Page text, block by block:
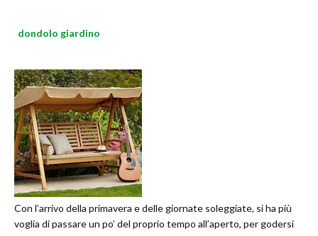
dondolo giardino
Con l’arrivo della primavera e delle giornate soleggiate, si ha più
voglia di passare un po’ del proprio tempo all’aperto, per godersi